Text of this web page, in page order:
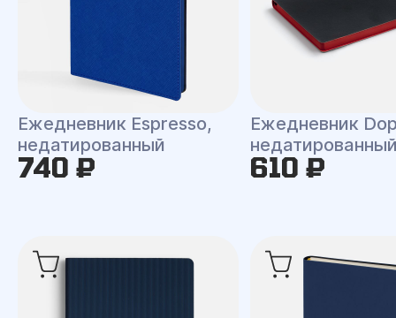
Ежедневник Espresso,
недатированный
740 ₽
Ежедневник
610 ₽